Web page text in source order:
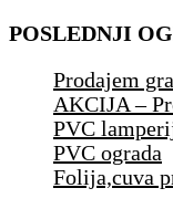
POSLEDNJI
Prodajem
AKCIJA –
PVC
PVC ograda
Folija,cuva